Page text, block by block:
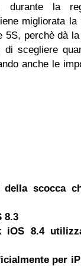
durante la
migliorata la
5S, perchè dà
di scegliere
anche le
scocca
8.3
iOS 8.4
per